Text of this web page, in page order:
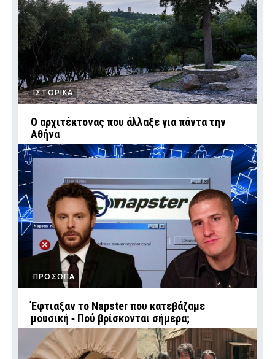
ΙΣΤΟΡΙΚΑ
Ο αρχιτέκτονας που άλλαξε για πάντα την
Αθήνα
ΠΡΟΣΩΠΑ
Έφτιαξαν το Napster που κατεβάζαμε
μουσική ‑ Πού βρίσκονται σήμερα;